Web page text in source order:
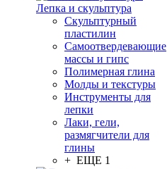
Лепка и скульптура
Скульптурный
пластилин
Самоотвердевающие
массы и гипс
Полимерная глина
Молды и текстуры
Инструменты для
лепки
Лаки, гели,
размягчители для
глины
+ ЕЩЕ 1